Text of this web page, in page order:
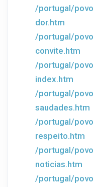
/portugal/
dor.htm
/portugal/
convite.htm
/portugal/
index.htm
/portugal/
saudades.htm
/portugal/
respeito.htm
/portugal/
noticias.htm
/portugal/